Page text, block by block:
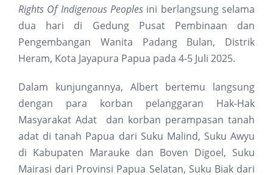
Rights Of Indigenous Peoples ini berlangsung selama
dua hari di Gedung Pusat Pembinaan dan
Pengembangan Wanita Padang Bulan, Distrik
Heram, Kota Jayapura Papua pada 4-5 Juli 2025.
Dalam kunjungannya, Albert bertemu langsung
dengan para korban pelanggaran Hak-Hak
Masyarakat Adat dan korban perampasan tanah
adat di tanah Papua dari Suku Malind, Suku Awyu
di Kabupaten Marauke dan Boven Digoel, Suku
Mairasi dari Provinsi Papua Selatan, Suku Biak dari